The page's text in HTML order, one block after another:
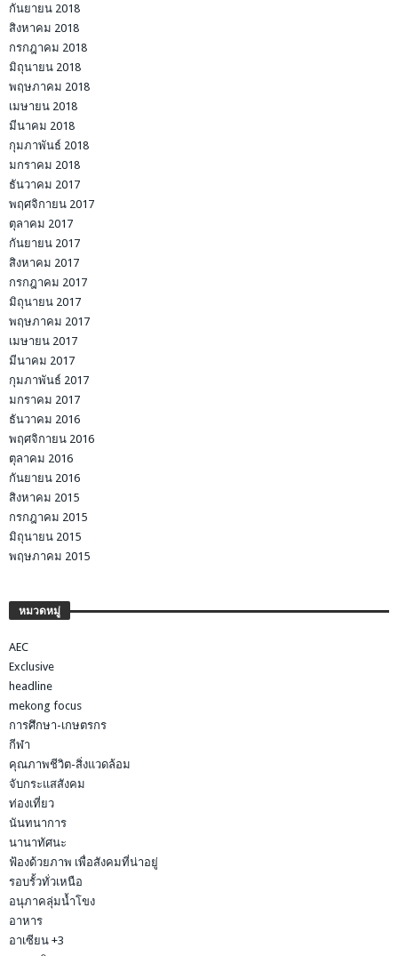
กันยายน 2018
สิงหาคม 2018
กรกฎาคม 2018
มิถุนายน 2018
พฤษภาคม 2018
เมษายน 2018
มีนาคม 2018
กุมภาพันธ์ 2018
มกราคม 2018
ธันวาคม 2017
พฤศจิกายน 2017
ตุลาคม 2017
กันยายน 2017
สิงหาคม 2017
กรกฎาคม 2017
มิถุนายน 2017
พฤษภาคม 2017
เมษายน 2017
มีนาคม 2017
กุมภาพันธ์ 2017
มกราคม 2017
ธันวาคม 2016
พฤศจิกายน 2016
ตุลาคม 2016
กันยายน 2016
สิงหาคม 2015
กรกฎาคม 2015
มิถุนายน 2015
พฤษภาคม 2015
หมวดหมู่
AEC
Exclusive
headline
mekong focus
การศึกษา-เกษตรกร
กีฬา
คุณภาพชีวิต-สิ่งแวดล้อม
จับกระแสสังคม
ท่องเที่ยว
นันทนาการ
นานาทัศนะ
ฟ้องด้วยภาพ เพื่อสังคมที่น่าอยู่
รอบรั้วทั่วเหนือ
อนุภาคลุ่มน้ำโขง
อาหาร
อาเซียน +3